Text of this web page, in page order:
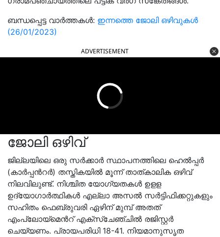
ബന്ധപ്പെട്ട വാർത്തകൾ: ഇന്നത്തെ ജോലി ഒഴിവുകൾ
(26/01/2023)
ADVERTISEMENT
ജോലി ഒഴിവ്
ജില്ലയിലെ ഒരു സര്‍ക്കാര്‍ സ്ഥാപനത്തിലെ ഹെല്‍പ്പര്‍
(കാര്‍പ്പന്‍റര്‍) തസ്തികയില്‍ മൂന്ന് താത്കാലിക ഒഴിവ്
നിലവിലുണ്ട്. നിശ്ചിത യോഗ്യതകൾ ഉളള
ഉദ്യോഗാര്‍ത്ഥികൾ എല്ലാ അസല്‍ സര്‍ട്ടിഫിക്കറ്റുകളും
സഹിതം ഫെബ്രുവരി ഏഴിന് മുമ്പ് അതത്
എംപ്ലോയ്മെന്‍റ് എക്സ്ചേഞ്ചില്‍ രജിസ്റ്റര്‍
ചെയ്യണം. പ്രായപരിധി 18-41. നിയമാനുസൃത